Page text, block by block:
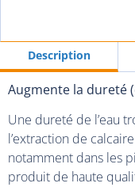
Description
Augmente la dureté
Une dureté de l’eau
l’extraction de
notamment dans les
produit de haute